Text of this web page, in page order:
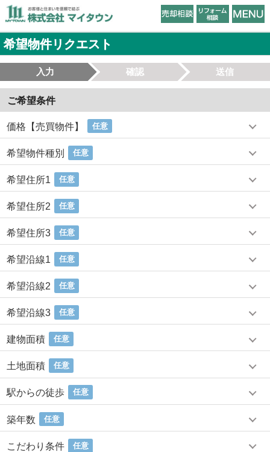
希望物件リクエスト
入力 確認 送信
ご希望条件
価格【売買物件】 任意
希望物件種別 任意
希望住所1 任意
希望住所2 任意
希望住所3 任意
希望沿線1 任意
希望沿線2 任意
希望沿線3 任意
建物面積 任意
土地面積 任意
駅からの徒歩 任意
築年数 任意
こだわり条件 任意